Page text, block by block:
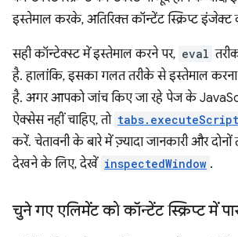
इस्तेमाल करके, अतिरिक्त कॉन्टेंट स्क्रिप्ट
सही कॉन्टेक्स्ट में इस्तेमाल करने पर, eval
है. हालांकि, इसका गलत तरीके से इस्तेमाल
है. अगर आपको जांच किए जा रहे पेज के
ऐक्सेस नहीं चाहिए, तो tabs.executeScript
करें. चेतावनी के बारे में ज़्यादा जानकारी और दोनों
देखने के लिए, देखें inspectedWindow .
चुने गए एलिमेंट को कॉन्टेंट स्क्रिप्ट में